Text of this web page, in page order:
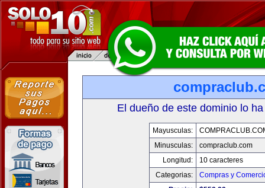
El dueño de este dominio lo
Mayusculas:
Minusculas:
compraclub.com
Longitud:
10 caracteres
Categorias:
Compras y